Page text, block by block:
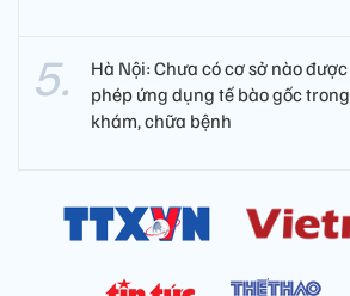
Hà Nội: Chưa có cơ sở nào được
phép ứng dụng tế bào gốc trong
khám, chữa bệnh